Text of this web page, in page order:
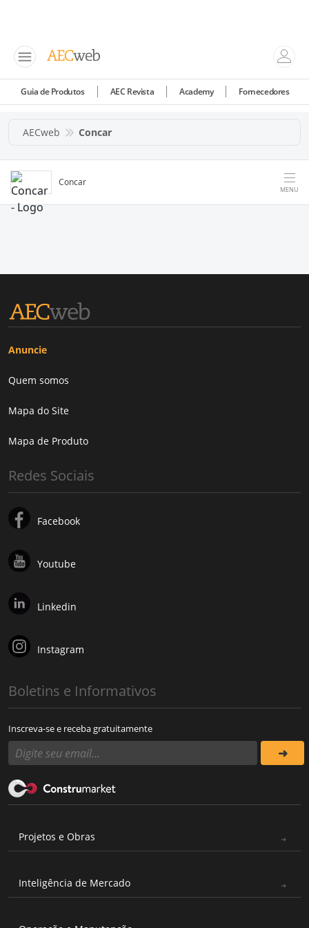
Guia de Produtos AEC Revista Academy Fornecedores
AECweb Concar
Concar
MENU
Anuncie
Quem somos
Mapa do Site
Mapa de Produto
Redes Sociais
Facebook
Youtube
Linkedin
Instagram
Boletins e Informativos
Inscreva-se e receba gratuitamente
Projetos e Obras
Inteligência de Mercado